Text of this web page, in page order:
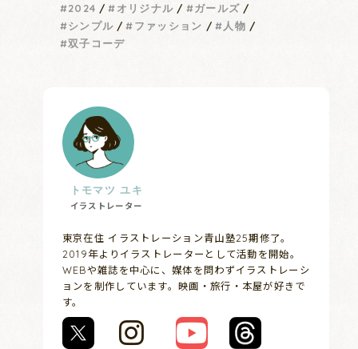
2024
オリジナル
ガールズ
シンプル
ファッション
人物
双子コーデ
トモマツ ユキ
イラストレーター
東京在住 イラストレーション青山塾25期修了。
2019年よりイラストレーターとして活動を開始。
WEBや雑誌を中心に、媒体を問わずイラストレーシ
ョンを制作しています。映画・旅行・本屋が好きで
す。